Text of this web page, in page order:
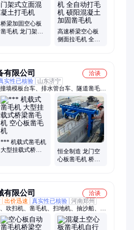
浆泵、分离机、整平机、磨锈机、除雪
桥梁加固空心板
凿毛机 龙门架式
高速桥梁空心板
侧面拉毛机 全自
有限公司
洽谈
实性已核验
山东济宁
墙模板台车、排水管台车、隧道凿毛
凿毛机、三角架凿毛机、电动台车、牛
路面切割机、路面摊铺机、混凝土振动
洒水车、工地洗轮机
*** 机载式凿毛机
大型挂载式桥梁
恒全制造 龙门空
心板凿毛机 桥梁
有限公司
洽谈
出价迅速 真实性已核验 河南郑州
吹扫机、凿毛机、扫地机、抽沙船、绳
洗砂机、修剪机、除雪机、振动器、软
冲剪机、抛雪车、抽水泵、双缸泵、灌